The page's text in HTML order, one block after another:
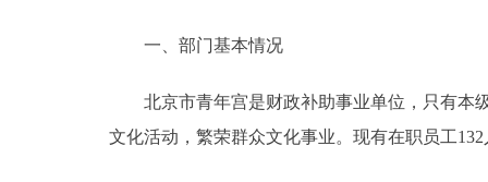
决策公开
一、部门基本情况
北京市青年宫是财政补助事业单位，只有本级
文化活动，繁荣群众文化事业。现有在职员工